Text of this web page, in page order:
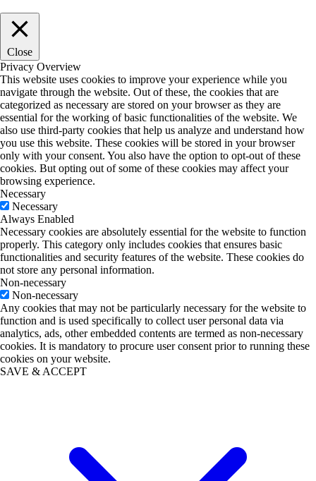
Close
Privacy Overview
This website uses cookies to improve your experience while you
navigate through the website. Out of these, the cookies that are
categorized as necessary are stored on your browser as they are
essential for the working of basic functionalities of the website. We
also use third-party cookies that help us analyze and understand how
you use this website. These cookies will be stored in your browser
only with your consent. You also have the option to opt-out of these
cookies. But opting out of some of these cookies may affect your
browsing experience.
Necessary
Necessary
Always Enabled
Necessary cookies are absolutely essential for the website to function
properly. This category only includes cookies that ensures basic
functionalities and security features of the website. These cookies do
not store any personal information.
Non-necessary
Non-necessary
Any cookies that may not be particularly necessary for the website to
function and is used specifically to collect user personal data via
analytics, ads, other embedded contents are termed as non-necessary
cookies. It is mandatory to procure user consent prior to running these
cookies on your website.
SAVE & ACCEPT